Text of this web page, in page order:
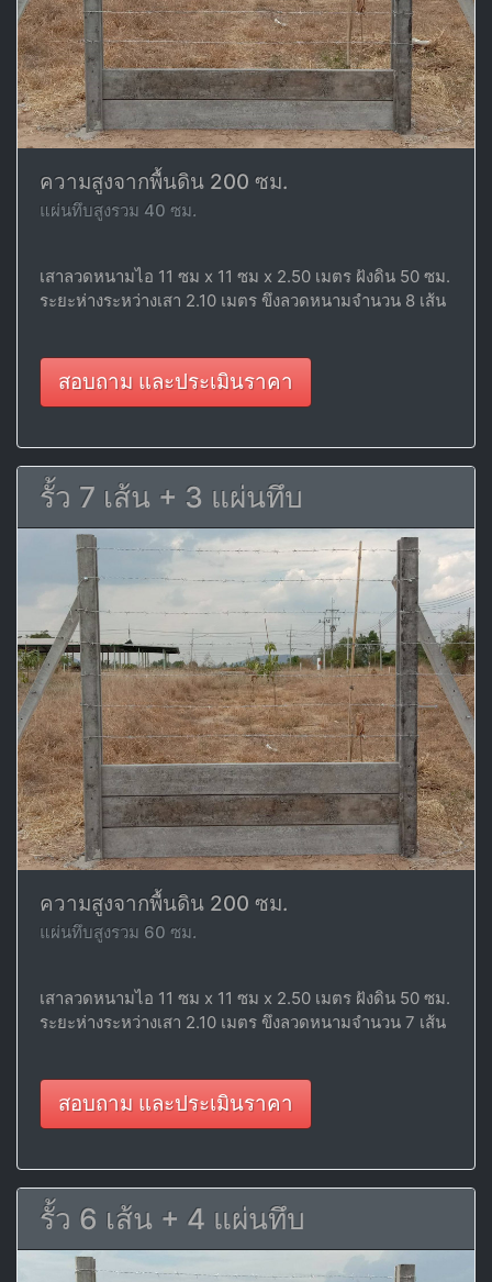
ความสูงจากพื้นดิน 200 ซม.
แผ่นทึบสูงรวม 40 ซม.
เสาลวดหนามไอ 11 ซม x 11 ซม x 2.50 เมตร ฝังดิน 50 ซม.
ระยะห่างระหว่างเสา 2.10 เมตร ขึงลวดหนามจำนวน 8 เส้น
สอบถาม และประเมินราคา
รั้ว 7 เส้น + 3 แผ่นทึบ
ความสูงจากพื้นดิน 200 ซม.
แผ่นทึบสูงรวม 60 ซม.
เสาลวดหนามไอ 11 ซม x 11 ซม x 2.50 เมตร ฝังดิน 50 ซม.
ระยะห่างระหว่างเสา 2.10 เมตร ขึงลวดหนามจำนวน 7 เส้น
สอบถาม และประเมินราคา
รั้ว 6 เส้น + 4 แผ่นทึบ